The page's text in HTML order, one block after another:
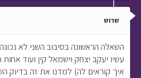
שרוש
עשיו יעקב יצחק וישמאל קין ועוד
איך קוראים לה) למדנו את זה בדיוק